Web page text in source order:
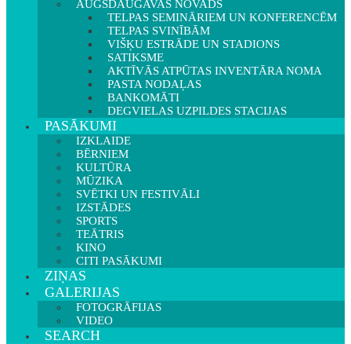
AUGŠDAUGAVAS NOVADS
TELPAS SEMINĀRIEM UN KONFERENCĒM
TELPAS SVINĪBĀM
VIŠĶU ESTRĀDE UN STADIONS
SATIKSME
AKTĪVĀS ATPŪTAS INVENTĀRA NOMA
PASTA NODAĻAS
BANKOMĀTI
DEGVIELAS UZPILDES STACIJAS
PASĀKUMI
IZKLAIDE
BĒRNIEM
KULTŪRA
MŪZIKA
SVĒTKI UN FESTIVĀLI
IZSTĀDES
SPORTS
TEĀTRIS
KINO
CITI PASĀKUMI
ZIŅAS
GALERIJAS
FOTOGRĀFIJAS
VIDEO
SEARCH